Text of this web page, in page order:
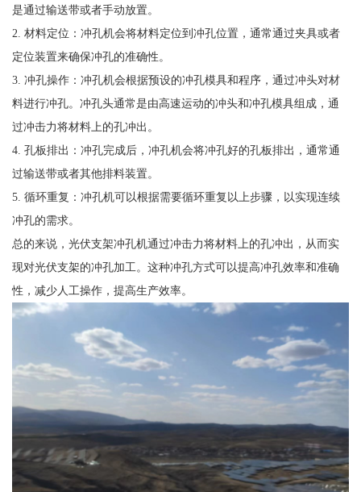
是通过输送带或者手动放置。
2. 材料定位：冲孔机会将材料定位到冲孔位置，通常通过夹具或者
定位装置来确保冲孔的准确性。
3. 冲孔操作：冲孔机会根据预设的冲孔模具和程序，通过冲头对材
料进行冲孔。冲孔头通常是由高速运动的冲头和冲孔模具组成，通
过冲击力将材料上的孔冲出。
4. 孔板排出：冲孔完成后，冲孔机会将冲孔好的孔板排出，通常通
过输送带或者其他排料装置。
5. 循环重复：冲孔机可以根据需要循环重复以上步骤，以实现连续
冲孔的需求。
总的来说，光伏支架冲孔机通过冲击力将材料上的孔冲出，从而实
现对光伏支架的冲孔加工。这种冲孔方式可以提高冲孔效率和准确
性，减少人工操作，提高生产效率。